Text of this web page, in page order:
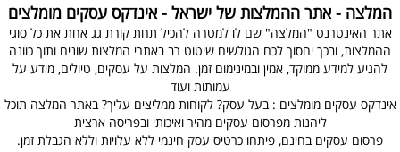
המלצה - אתר ההמלצות של ישראל - אינדקס עסקים מומלצים
אתר האינטרנט "המלצה" שם לו למטרה להכיל תחת קורת גג אחת את כל סוגי
ההמלצות, ובכך יחסוך לכם הגולשים שיטוט רב באתרי המלצות שונים ותוך כוונה
להגיע למידע ממוקד, אמין ובמינימום זמן. המלצות על עסקים, טיולים, מידע על
עמותות ועוד
אינדקס עסקים מומלצים : בעל עסק? לקוחות ממליצים עליך? באתר המלצה תוכל
ליהנות מפרסום עסקים מהיר ואיכותי ובפריסה ארצית
פרסום עסקים בחינם, פיתחו כרטיס עסק חינמי ללא עלויות וללא הגבלת זמן.